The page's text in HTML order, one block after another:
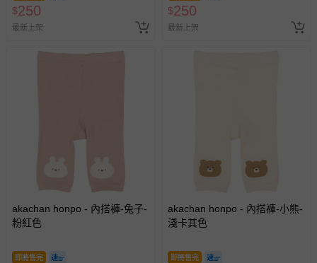
$250
最新上架
$250
最新上架
akachan honpo - 內搭褲-兔子-
粉紅色
即將售完
akachan honpo - 內搭褲-小熊-
淺卡其色
即將售完